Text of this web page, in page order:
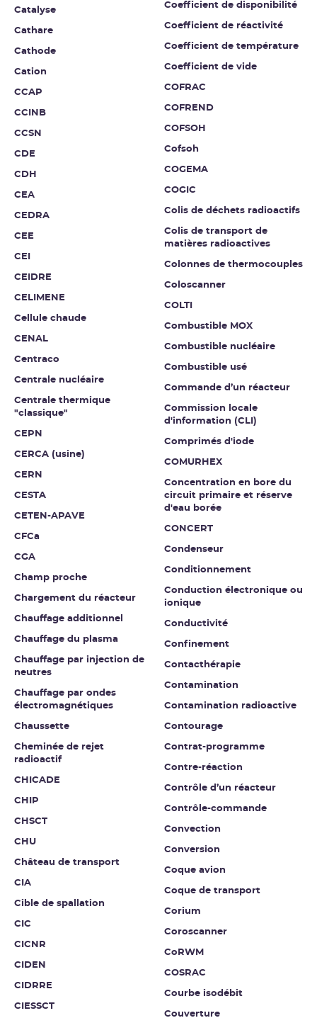
Catalyse
Cathare
Cathode
Cation
CCAP
CCINB
CCSN
CDE
CDH
CEA
CEDRA
CEE
CEI
CEIDRE
CELIMENE
Cellule chaude
CENAL
Centraco
Centrale nucléaire
Centrale thermique
"classique"
CEPN
CERCA (usine)
CERN
CESTA
CETEN-APAVE
CFCa
CGA
Champ proche
Chargement du réacteur
Chauffage additionnel
Chauffage du plasma
Chauffage par injection de
neutres
Chauffage par ondes
électromagnétiques
Chaussette
Cheminée de rejet
radioactif
CHICADE
CHIP
CHSCT
CHU
Château de transport
CIA
Cible de spallation
CIC
CICNR
CIDEN
CIDRRE
CIESSCT
Coefficient de disponibilité
Coefficient de réactivité
Coefficient de température
Coefficient de vide
COFRAC
COFREND
COFSOH
Cofsoh
COGEMA
COGIC
Colis de déchets radioactifs
Colis de transport de
matières radioactives
Colonnes de thermocouples
Coloscanner
COLTI
Combustible MOX
Combustible nucléaire
Combustible usé
Commande d’un réacteur
Commission locale
d'information (CLI)
Comprimés d'iode
COMURHEX
Concentration en bore du
circuit primaire et réserve
d'eau borée
CONCERT
Condenseur
Conditionnement
Conduction électronique ou
ionique
Conductivité
Confinement
Contacthérapie
Contamination
Contamination radioactive
Contourage
Contrat-programme
Contre-réaction
Contrôle d’un réacteur
Contrôle-commande
Convection
Conversion
Coque avion
Coque de transport
Corium
Coroscanner
CoRWM
COSRAC
Courbe isodébit
Couverture